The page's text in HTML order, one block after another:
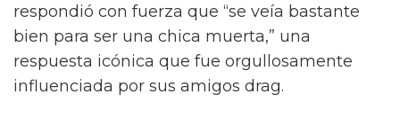
respondió con fuerza que “se veía bastante
bien para ser una chica muerta,” una
respuesta icónica que fue orgullosamente
influenciada por sus amigos drag.